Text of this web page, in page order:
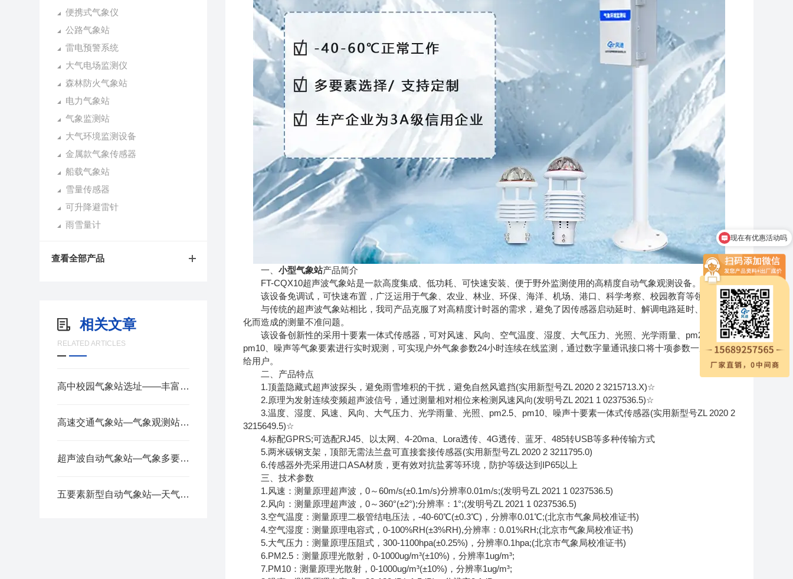
便携式气象仪
公路气象站
雷电预警系统
大气电场监测仪
森林防火气象站
电力气象站
气象监测站
大气环境监测设备
金属款气象传感器
船载气象站
雪量传感器
可升降避雷针
雨雪量计
查看全部产品
相关文章
RELATED ARTICLES
高中校园气象站选址——丰富课余生活，增强防灾意识 2025全+境+派+送
高速交通气象站—气象观测站有哪些仪器2025全+境+派+送
超声波自动气象站—气象多要素集成,一体化设计的小型气象站2025全+境+派+送
五要素新型自动气象站—天气变化一目了然的超声波气象站2024全+境+派+送
一、 小型气象站产品简介
FT-CQX10超声波气象站是一款高度集成、低功耗、可快速安装、便于野外监测使用的高精度自动气象观测设备。
该设备免调试，可快速布置，广泛运用于气象、农业、林业、环保、海洋、机场、港口、科学考察、校园教育等领域。
与传统的超声波气象站相比，我司产品克服了对高精度计时器的需求，避免了因传感器启动延时、解调电路延时、温度变
化而造成的测量不准问题。
该设备创新性的采用十要素一体式传感器，可对风速、风向、空气温度、湿度、大气压力、光照、光学雨量、pm2.5、
pm10、噪声等气象要素进行实时观测，可实现户外气象参数24小时连续在线监测，通过数字量通讯接口将十项参数一次性输出
给用户。
二、产品特点
1.顶盖隐藏式超声波探头，避免雨雪堆积的干扰，避免自然风遮挡(实用新型号ZL 2020 2 3215713.X)☆
2.原理为发射连续变频超声波信号，通过测量相对相位来检测风速风向(发明号ZL 2021 1 0237536.5)☆
3.温度、湿度、风速、风向、大气压力、光学雨量、光照、pm2.5、pm10、噪声十要素一体式传感器(实用新型号ZL 2020 2
3215649.5)☆
4.标配GPRS;可选配RJ45、以太网、4-20ma、Lora透传、4G透传、蓝牙、485转USB等多种传输方式
5.两米碳钢支架，顶部无需法兰盘可直接套接传感器(实用新型号ZL 2020 2 3211795.0)
6.传感器外壳采用进口ASA材质，更有效对抗盐雾等环境，防护等级达到IP65以上
三、技术参数
1.风速：测量原理超声波，0～60m/s(±0.1m/s)分辨率0.01m/s;(发明号ZL 2021 1 0237536.5)
2.风向：测量原理超声波，0～360°(±2°);分辨率：1°;(发明号ZL 2021 1 0237536.5)
3.空气温度：测量原理二极管结电压法，-40-60℃(±0.3℃)，分辨率0.01℃;(北京市气象局校准证书)
4.空气湿度：测量原理电容式，0-100%RH(±3%RH),分辨率：0.01%RH;(北京市气象局校准证书)
5.大气压力：测量原理压阻式，300-1100hpa(±0.25%)，分辨率0.1hpa;(北京市气象局校准证书)
6.PM2.5：测量原理光散射，0-1000ug/m³(±10%)，分辨率1ug/m³;
7.PM10：测量原理光散射，0-1000ug/m³(±10%)，分辨率1ug/m³;
可以介绍下你们的产品么